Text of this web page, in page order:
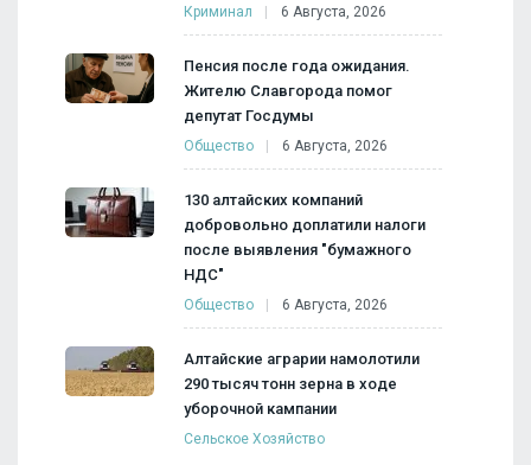
Криминал 6 Августа, 2026
Пенсия после года ожидания.
Жителю Славгорода помог
депутат Госдумы
Общество 6 Августа, 2026
130 алтайских компаний
добровольно доплатили налоги
после выявления "бумажного
НДС"
Общество 6 Августа, 2026
Алтайские аграрии намолотили
290 тысяч тонн зерна в ходе
уборочной кампании
Сельское Хозяйство